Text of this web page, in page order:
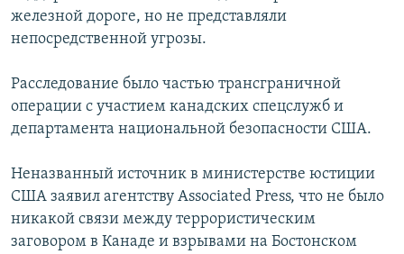
железной дороге, но не представляли
непосредственной угрозы.
Расследование было частью трансграничной
операции с участием канадских спецслужб и
департамента национальной безопасности США.
Неназванный источник в министерстве юстиции
США заявил агентству Associated Press, что не было
никакой связи между террористическим
заговором в Канаде и взрывами на Бостонском